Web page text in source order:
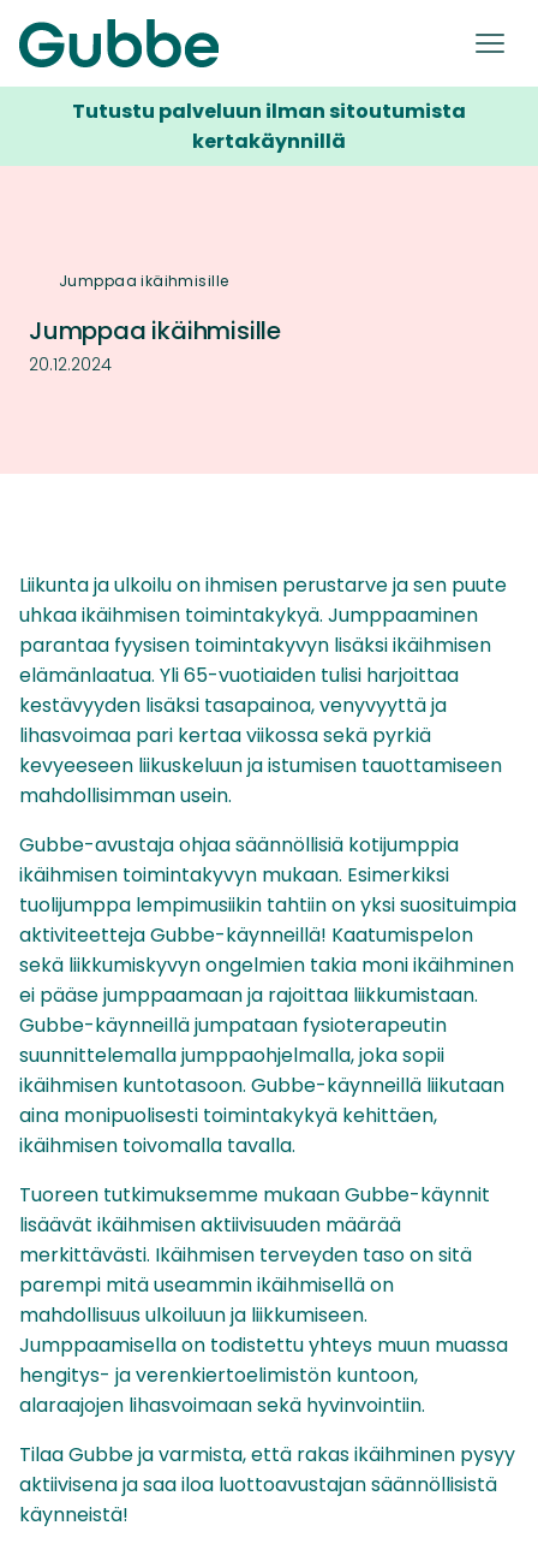
Tutustu palveluun ilman sitoutumista
kertakäynnillä
Jumppaa ikäihmisille
Jumppaa ikäihmisille
20.12.2024
Liikunta ja ulkoilu on ihmisen perustarve ja sen puute
uhkaa ikäihmisen toimintakykyä. Jumppaaminen
parantaa fyysisen toimintakyvyn lisäksi ikäihmisen
elämänlaatua. Yli 65-vuotiaiden tulisi harjoittaa
kestävyyden lisäksi tasapainoa, venyvyyttä ja
lihasvoimaa pari kertaa viikossa sekä pyrkiä
kevyeeseen liikuskeluun ja istumisen tauottamiseen
mahdollisimman usein.
Gubbe-avustaja ohjaa säännöllisiä kotijumppia
ikäihmisen toimintakyvyn mukaan. Esimerkiksi
tuolijumppa lempimusiikin tahtiin on yksi suosituimpia
aktiviteetteja Gubbe-käynneillä! Kaatumispelon
sekä liikkumiskyvyn ongelmien takia moni ikäihminen
ei pääse jumppaamaan ja rajoittaa liikkumistaan.
Gubbe-käynneillä jumpataan fysioterapeutin
suunnittelemalla jumppaohjelmalla, joka sopii
ikäihmisen kuntotasoon. Gubbe-käynneillä liikutaan
aina monipuolisesti toimintakykyä kehittäen,
ikäihmisen toivomalla tavalla.
Tuoreen tutkimuksemme mukaan Gubbe-käynnit
lisäävät ikäihmisen aktiivisuuden määrää
merkittävästi. Ikäihmisen terveyden taso on sitä
parempi mitä useammin ikäihmisellä on
mahdollisuus ulkoiluun ja liikkumiseen.
Jumppaamisella on todistettu yhteys muun muassa
hengitys- ja verenkiertoelimistön kuntoon,
alaraajojen lihasvoimaan sekä hyvinvointiin.
Tilaa Gubbe ja varmista, että rakas ikäihminen pysyy
aktiivisena ja saa iloa luottoavustajan säännöllisistä
käynneistä!